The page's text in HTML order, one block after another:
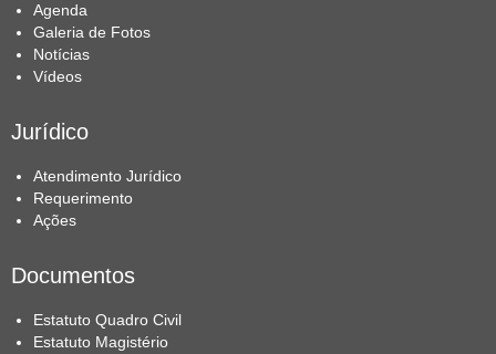
Agenda
Galeria de Fotos
Notícias
Vídeos
Jurídico
Atendimento Jurídico
Requerimento
Ações
Documentos
Estatuto Quadro Civil
Estatuto Magistério